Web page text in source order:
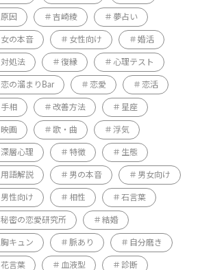
原因 吉崎綾 夢占い
女の本音 女性向け 婚活
対処法 復縁 心理テスト
恋の溜まりBar 恋愛 恋活
手相 改善方法 星座
映画 歌・曲 浮気
深層心理 特徴 生態
用語解説 男の本音 男女向け
男性向け 相性 石言葉
秘密の恋愛研究所 結婚
胸キュン 脈あり 自分磨き
花言葉 血液型 診断